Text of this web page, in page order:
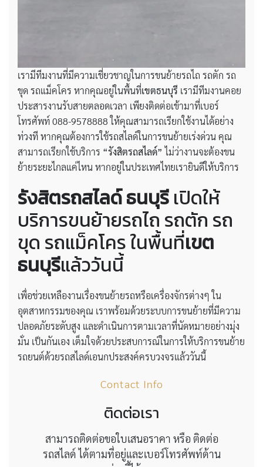
เรามีทีมงานที่มีความเชี่ยวชาญในการขนย้ายรถไถ รถตัก รถ
ขุด รถแม็คโคร หากคุณอยู่ในพื้นที่เขตธนบุรี เรามีทีมงานคอย
ประสารงานรับสายตลอดเวลา เพียงติดต่อเข้ามาที่เบอร์
โทรศัพท์ 088-9578888 ให้คุณสามารถเรียกใช้งานได้อย่าง
ท่วงที หากคุณต้องการใช้รถสไลด์ในการขนย้ายเร่งด่วน คุณ
สามารถเรียกใช้บริการ “รังสิตรถสไลด์”ไม่ว่างานจะต้องขน
ย้ายระยะไกลแค่ไหน หากอยู่ในประเทศไทยเรายินดีให้บริการ
รังสิตรถสไลด์ธนบุรีเปิดให้
บริการขนย้ายรถไถ รถตัก รถ
ขุด รถแม็คโคร ในพื้นที่เขต
ธนบุรีแล้ววันนี้
เพื่อช่วยเหลืองานเรื่องขนย้ายรถหรือเครื่องจักรต่างๆ ใน
อุตสาหกรรมของคุณ เราพร้อมด้วยระบบการขนย้ายที่มีความ
ปลอดภัยระดับสูง และดำเนินการตามเวลาที่นัดหมายอย่างมุ่ง
มั่น เป็นกันเอง เต็มใจด้วยประสบการณ์ในการให้บริการขนย้าย
รถยนต์ด้วยรถสไลด์เอนกประสงค์ครบวงจรแล้ววันนี้
Contact Info
ติดต่อเรา
สามารถติดต่อขอใบเสนอราคา หรือ ติดต่อ
รถสไลด์ ได้ตามที่อยู่และเบอร์โทรศัพท์ด้าน